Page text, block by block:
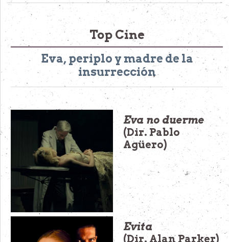
Top Cine
Eva, periplo y madre de la
insurrección
Eva no duerme
(Dir. Pablo
Agüero)
Evita
(Dir. Alan Parker)